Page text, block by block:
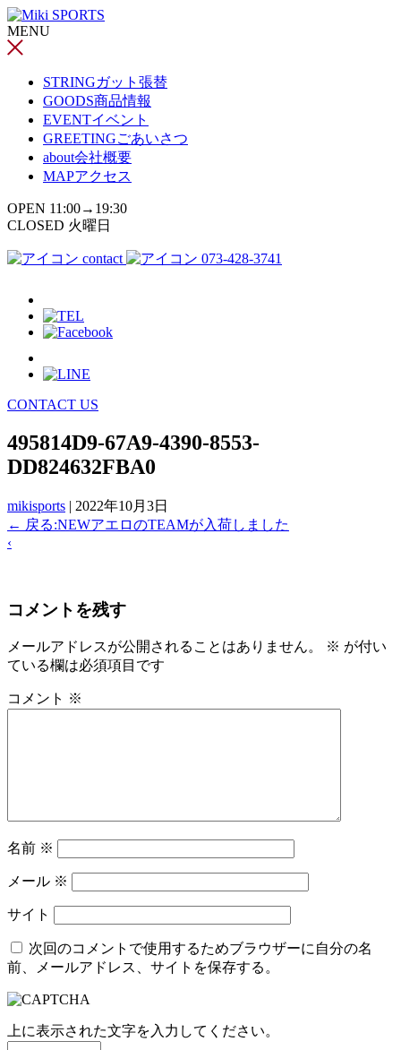
コ
ン
テ
MENU
STRINGガット張替
GOODS商品情報
EVENTイベント
GREETINGごあいさつ
about会社概要
MAPアクセス
OPEN 11:00→19:30
CLOSED 火曜日
contact 073-428-3741
CONTACT US
495814D9-67A9-4390-8553-
DD824632FBA0
mikisports | 2022年10月3日
← 戻る:NEWアエロのTEAMが入荷しました
‹
コメントを残す
メールアドレスが公開されることはありません。 ※ が付い
ている欄は必須項目です
コメント ※
名前 ※
メール ※
サイト
次回のコメントで使用するためブラウザーに自分の名
前、メールアドレス、サイトを保存する。
上に表示された文字を入力してください。